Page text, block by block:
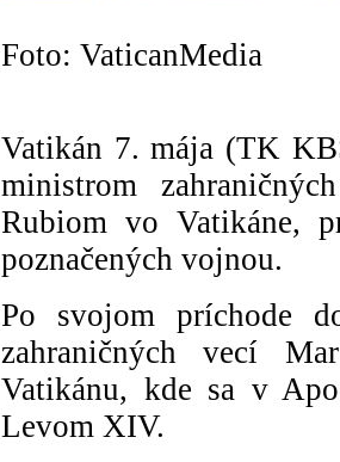
Foto: VaticanMedia
Vatikán 7. mája (TK
ministrom
Rubiom vo Vatikáne,
poznačených vojnou.
Po svojom príchode
zahraničných vecí
Vatikánu, kde sa v
Levom XIV.